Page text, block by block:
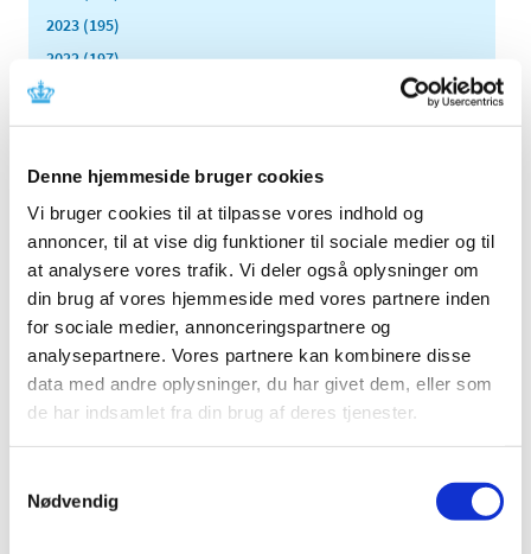
Denne hjemmeside bruger cookies
Vi bruger cookies til at tilpasse vores indhold og
annoncer, til at vise dig funktioner til sociale medier og til
at analysere vores trafik. Vi deler også oplysninger om
din brug af vores hjemmeside med vores partnere inden
for sociale medier, annonceringspartnere og
analysepartnere. Vores partnere kan kombinere disse
data med andre oplysninger, du har givet dem, eller som
de har indsamlet fra din brug af deres tjenester.
Nødvendig
2023 (195)
2022 (197)
2021 (516)
2020 (263)
2018 (150)
2017 (167)
2016 (167)
2015 (33)
2014 (44)
december (3)
november (3)
oktober (1)
september (7)
juli (2)